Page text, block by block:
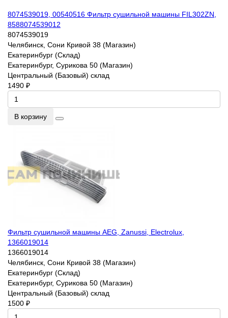
8074539019, 00540516 Фильтр сушильной машины FIL302ZN,
8588074539012
8074539019
Челябинск, Сони Кривой 38 (Магазин)
Екатеринбург (Склад)
Екатеринбург, Сурикова 50 (Магазин)
Центральный (Базовый) склад
1490 ₽
В корзину
Фильтр сушильной машины AEG, Zanussi, Electrolux,
1366019014
1366019014
Челябинск, Сони Кривой 38 (Магазин)
Екатеринбург (Склад)
Екатеринбург, Сурикова 50 (Магазин)
Центральный (Базовый) склад
1500 ₽